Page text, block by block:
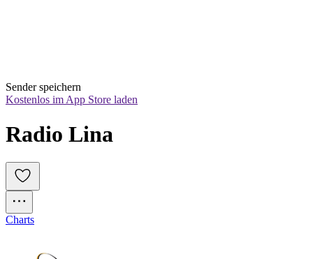
Sender speichern
Kostenlos im App Store laden
Radio Lina
Charts